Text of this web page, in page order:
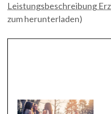
Leistungsbeschreibung
zum herunterladen)